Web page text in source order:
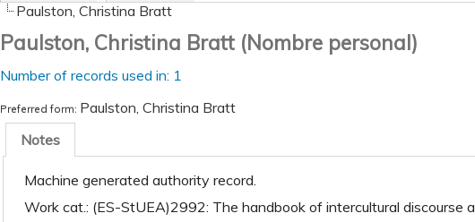
Paulston, Christina Bratt
Paulston, Christina Bratt (Nombre personal)
Number of records used in: 1
Preferred form: Paulston, Christina Bratt
Notes
Machine generated authority record.
Work cat.: (ES-StUEA)2992: The handbook of intercultural discourse